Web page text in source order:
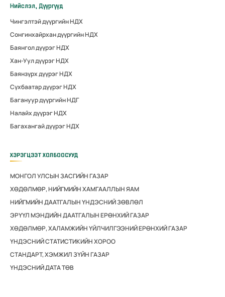
Нийслэл, Дүүргүүд
Чингэлтэй дүүргийн НДХ
Сонгинхайрхан дүүргийн НДХ
Баянгол дүүрэг НДХ
Хан-Уул дүүрэг НДХ
Баянзүрх дүүрэг НДХ
Сүхбаатар дүүрэг НДХ
Багануур дүүргийн НДГ
Налайх дүүрэг НДХ
Багахангай дүүрэг НДХ
ХЭРЭГЦЭЭТ ХОЛБООСУУД
МОНГОЛ УЛСЫН ЗАСГИЙН ГАЗАР
ХӨДӨЛМӨР, НИЙГМИЙН ХАМГААЛЛЫН ЯАМ
НИЙГМИЙН ДААТГАЛЫН ҮНДЭСНИЙ ЗӨВЛӨЛ
ЭРҮҮЛ МЭНДИЙН ДААТГАЛЫН ЕРӨНХИЙ ГАЗАР
ХӨДӨЛМӨР, ХАЛАМЖИЙН ҮЙЛЧИЛГЭЭНИЙ ЕРӨНХИЙ ГАЗАР
ҮНДЭСНИЙ СТАТИСТИКИЙН ХОРОО
СТАНДАРТ, ХЭМЖИЛ ЗҮЙН ГАЗАР
ҮНДЭСНИЙ ДАТА ТӨВ